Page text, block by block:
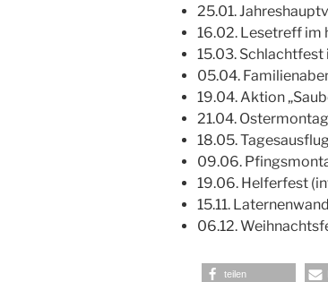
25.01.
16.02. Lesetreff im
15.03. Schlachtfest
05.04.
19.04. Aktion
21.04.
18.05.
09.06.
19.06. Helferfest
15.11.
06.12.
teilen